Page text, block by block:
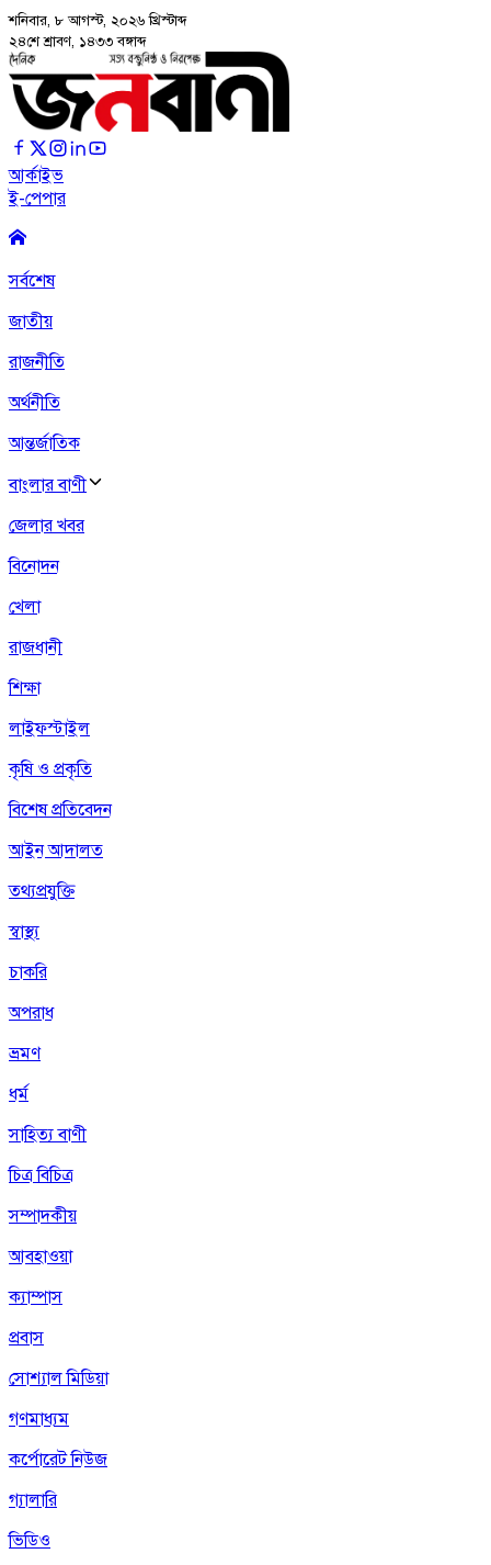
শনিবার, ৮ আগস্ট, ২০২৬ খ্রিস্টাব্দ
২৪শে শ্রাবণ, ১৪৩৩ বঙ্গাব্দ
আর্কাইভ
ই-পেপার
সর্বশেষ
জাতীয়
রাজনীতি
অর্থনীতি
আন্তর্জাতিক
বাংলার বাণী
জেলার খবর
বিনোদন
খেলা
রাজধানী
শিক্ষা
লাইফস্টাইল
কৃষি ও প্রকৃতি
বিশেষ প্রতিবেদন
আইন আদালত
তথ্যপ্রযুক্তি
স্বাস্থ্য
চাকরি
অপরাধ
ভ্রমণ
ধর্ম
সাহিত্য বাণী
চিত্র বিচিত্র
সম্পাদকীয়
আবহাওয়া
ক্যাম্পাস
প্রবাস
সোশ্যাল মিডিয়া
গণমাধ্যম
কর্পোরেট নিউজ
গ্যালারি
ভিডিও